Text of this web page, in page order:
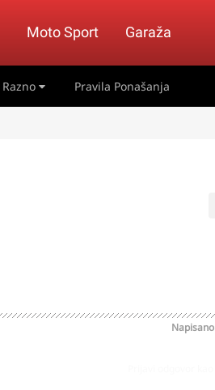
Moto Sport Garaža
Razno Pravila Ponašanja
Napisano